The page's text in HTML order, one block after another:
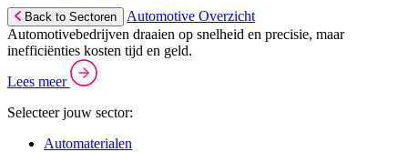
Back to Sectoren
Automotive Overzicht
Automotivebedrijven draaien op snelheid en precisie, maar
inefficiënties kosten tijd en geld.
Lees meer
Selecteer jouw sector:
Automaterialen